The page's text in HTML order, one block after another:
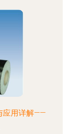
应用详解——